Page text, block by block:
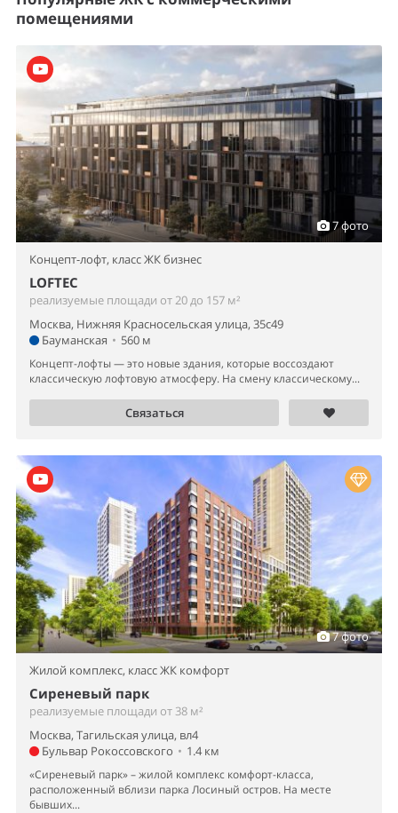
помещениями
7 фото
Концепт-лофт, класс ЖК бизнес
LOFTEC
реализуемые площади от 20 до 157 м²
Москва, Нижняя Красносельская улица, 35с49
Бауманская • 560 м
Концепт-лофты — это новые здания, которые воссоздают
классическую лофтовую атмосферу. На смену классическому...
Связаться
7 фото
Жилой комплекс, класс ЖК комфорт
Сиреневый парк
реализуемые площади от 38 м²
Москва, Тагильская улица, вл4
Бульвар Рокоссовского • 1.4 км
«Сиреневый парк» – жилой комплекс комфорт-класса,
расположенный вблизи парка Лосиный остров. На месте
бывших...